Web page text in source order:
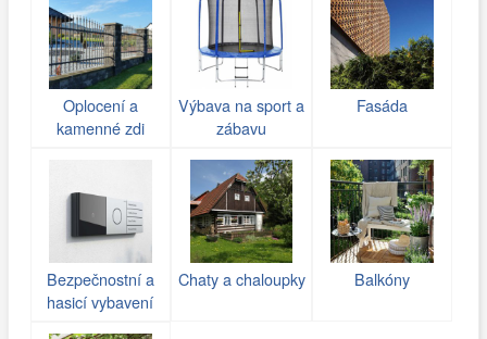
Oplocení a
kamenné zdi
Výbava na sport a
zábavu
Fasáda
Bezpečnostní a
hasicí vybavení
Chaty a chaloupky Balkóny